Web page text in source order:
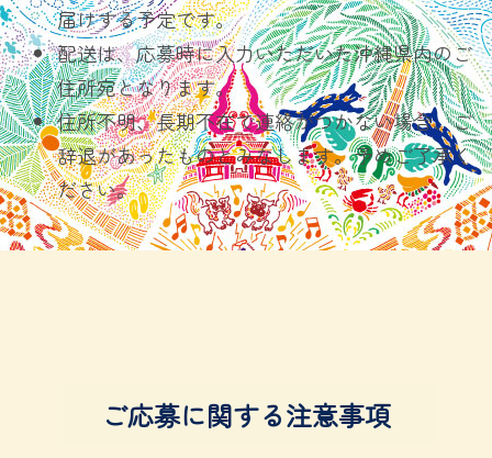
届けする予定です。
配送は、応募時に入力いただいた沖縄県内のご
住所宛となります。
住所不明、長期不在で連絡がつかない場合、ご
辞退があったものとみなします。予めご了承く
ださい。
ご応募に関する注意事項